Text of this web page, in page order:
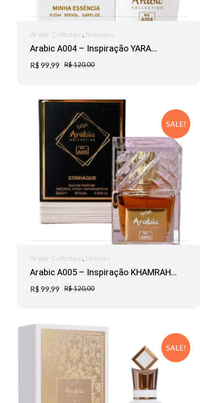
Arabic A004 – Inspiração YARA...
R$ 99,99 R$120,00
Arabic Collection, Feminino
SALE!
Arabic A005 – Inspiração KHAMRAH...
R$ 99,99 R$120,00
Arabic Collection Unissex
SALE!